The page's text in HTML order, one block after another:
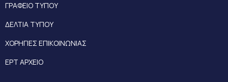
ΓΡΑΦΕΙΟ ΤΥΠΟΥ
ΔΕΛΤΙΑ ΤΥΠΟΥ
ΧΟΡΗΓΙΕΣ ΕΠΙΚΟΙΝΩΝΙΑΣ
ΕΡΤ ΑΡΧΕΙΟ